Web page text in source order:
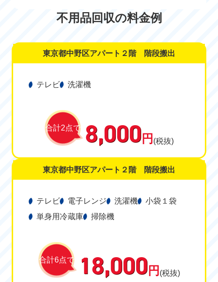
不用品回収の料金例
東京都中野区アパート２階 階段搬出
テレビ 洗濯機
合計2点で 8,000 円 (税抜)
東京都中野区アパート２階 階段搬出
テレビ 電子レンジ 洗濯機
小袋１袋
単身用冷蔵庫
掃除機
合計6点で 18,000 円 (税抜)